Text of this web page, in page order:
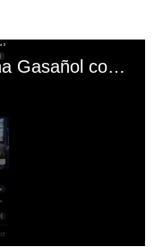
El mal momento de Yanina Gasañol con un hincha argentino en "Subrayado"